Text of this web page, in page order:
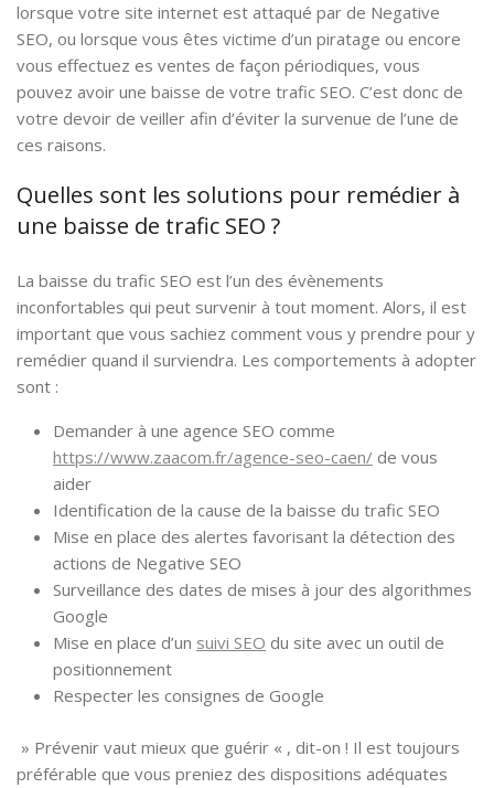
lorsque votre site internet est attaqué par de Negative
SEO, ou lorsque vous êtes victime d’un piratage ou encore
vous effectuez es ventes de façon périodiques, vous
pouvez avoir une baisse de votre trafic SEO. C’est donc de
votre devoir de veiller afin d’éviter la survenue de l’une de
ces raisons.
Quelles sont les solutions pour remédier à
une baisse de trafic SEO ?
La baisse du trafic SEO est l’un des évènements
inconfortables qui peut survenir à tout moment. Alors, il est
important que vous sachiez comment vous y prendre pour y
remédier quand il surviendra. Les comportements à adopter
sont :
Demander à une agence SEO comme
https://www.zaacom.fr/agence-seo-caen/ de vous
aider
Identification de la cause de la baisse du trafic SEO
Mise en place des alertes favorisant la détection des
actions de Negative SEO
Surveillance des dates de mises à jour des algorithmes
Google
Mise en place d’un suivi SEO du site avec un outil de
positionnement
Respecter les consignes de Google
» Prévenir vaut mieux que guérir « , dit-on ! Il est toujours
préférable que vous preniez des dispositions adéquates